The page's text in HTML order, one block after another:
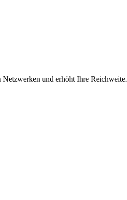
und erhöht Ihre Reichweite.